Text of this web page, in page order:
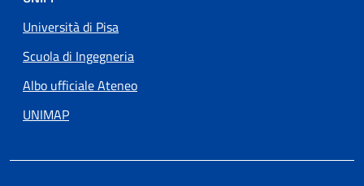
Università di Pisa
Scuola di Ingegneria
Albo ufficiale Ateneo
UNIMAP